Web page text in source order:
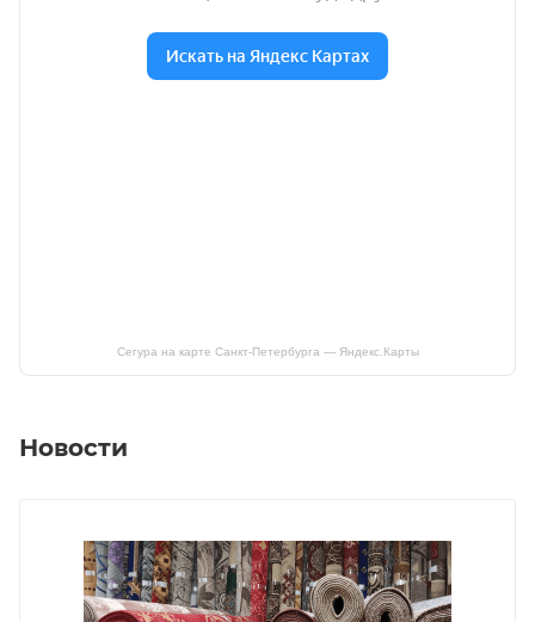
Сегура на карте Санкт‑Петербурга — Яндекс.Карты
Новости